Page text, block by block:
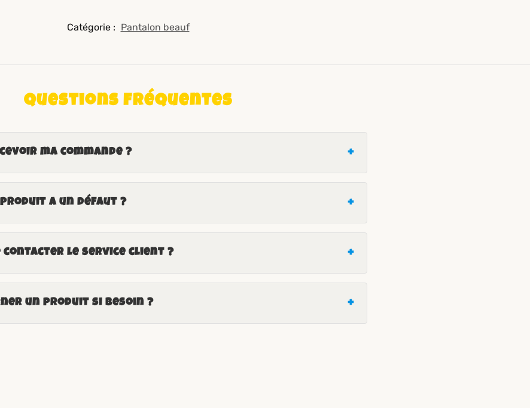
Catégorie : Pantalon beauf
Questions fréquentes
ma commande ?
a un défaut ?
contacter le service client ?
un produit si besoin ?